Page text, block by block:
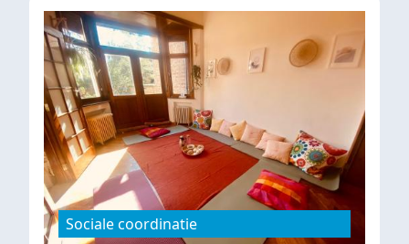
Sociale coordinatie